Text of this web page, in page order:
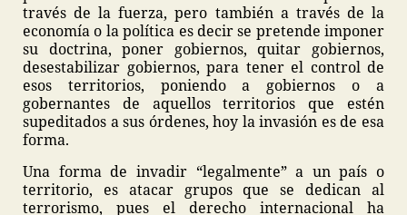
través de la fuerza, pero también a través de la
economía o la política es decir se pretende imponer
su doctrina, poner gobiernos, quitar gobiernos,
desestabilizar gobiernos, para tener el control de
esos territorios, poniendo a gobiernos o a
gobernantes de aquellos territorios que estén
supeditados a sus órdenes, hoy la invasión es de esa
forma.
Una forma de invadir “legalmente” a un país o
territorio, es atacar grupos que se dedican al
terrorismo, pues el derecho internacional ha